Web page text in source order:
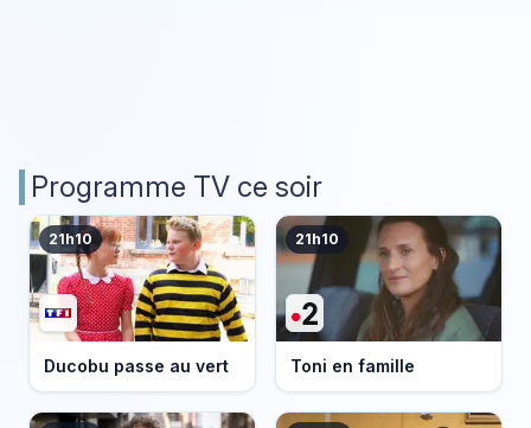
Programme TV ce soir
21h10
Ducobu passe au vert
21h10
Toni en famille